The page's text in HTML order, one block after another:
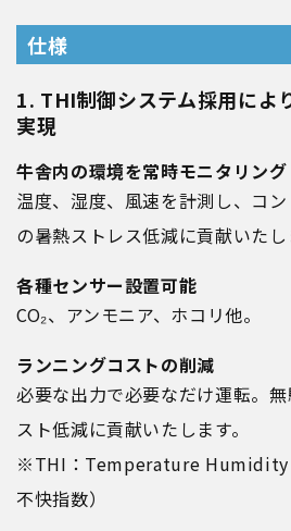
仕様
1. THI制御システム採用によ
実現
牛舎内の環境を常時モニタリング
温度、湿度、風速を計測し、コ
の暑熱ストレス低減に貢献いたし
各種センサー設置可能
CO₂、アンモニア、ホコリ他。
ランニングコストの削減
必要な出力で必要なだけ運転。
スト低減に貢献いたします。
※THI：Temperature Humidity
不快指数）